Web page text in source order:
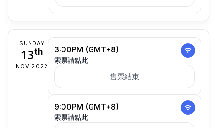
SUNDAY
13th
NOV 2022
3:00PM (GMT+8)
索票請點此
售票結束
9:00PM (GMT+8)
索票請點此